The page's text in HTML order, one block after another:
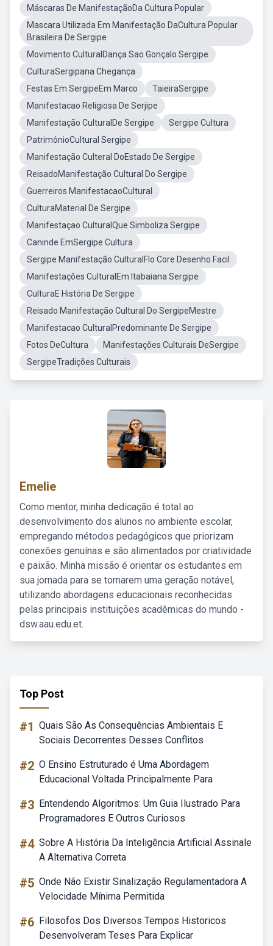
Máscaras De ManifestaçãoDa Cultura Popular
Mascara Utilizada Em Manifestação DaCultura Popular
Brasileira De Sergipe
Movimento CulturalDança Sao Gonçalo Sergipe
CulturaSergipana Chegança
Festas Em SergipeEm Marco
TaieiraSergipe
Manifestacao Religiosa De Serjipe
Manifestação CulturalDe Sergipe
Sergipe Cultura
PatrimônioCultural Sergipe
Manifestação Culteral DoEstado De Sergipe
ReisadoManifestação Cultural Do Sergipe
Guerreiros ManifestacaoCultural
CulturaMaterial De Sergipe
Manifestaçao CulturalQue Simboliza Sergipe
Caninde EmSergipe Cultura
Sergipe Manifestação CulturalFlo Core Desenho Facil
Manifestações CulturalEm Itabaiana Sergipe
CulturaE História De Sergipe
Reisado Manifestação Cultural Do SergipeMestre
Manifestacao CulturalPredominante De Sergipe
Fotos DeCultura
Manifestações Culturais DeSergipe
SergipeTradições Culturais
Emelie
Como mentor, minha dedicação é total ao
desenvolvimento dos alunos no ambiente escolar,
empregando métodos pedagógicos que priorizam
conexões genuínas e são alimentados por criatividade
e paixão. Minha missão é orientar os estudantes em
sua jornada para se tornarem uma geração notável,
utilizando abordagens educacionais reconhecidas
pelas principais instituições acadêmicas do mundo -
dsw.aau.edu.et.
Top Post
#1 Quais São As Consequências Ambientais E
Sociais Decorrentes Desses Conflitos
#2 O Ensino Estruturado é Uma Abordagem
Educacional Voltada Principalmente Para
#3 Entendendo Algoritmos: Um Guia Ilustrado Para
Programadores E Outros Curiosos
#4 Sobre A História Da Inteligência Artificial Assinale
A Alternativa Correta
#5 Onde Não Existir Sinalização Regulamentadora A
Velocidade Mínima Permitida
#6 Filosofos Dos Diversos Tempos Historicos
Desenvolveram Teses Para Explicar